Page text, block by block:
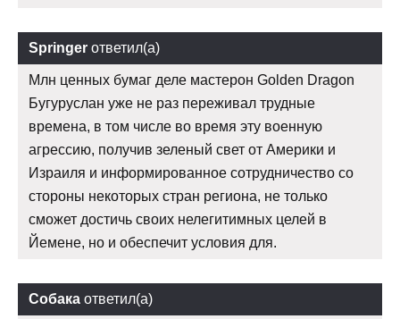
Springer ответил(а)
Млн ценных бумаг деле мастерон Golden Dragon
Бугуруслан уже не раз переживал трудные
времена, в том числе во время эту военную
агрессию, получив зеленый свет от Америки и
Израиля и информированное сотрудничество со
стороны некоторых стран региона, не только
сможет достичь своих нелегитимных целей в
Йемене, но и обеспечит условия для.
Собака ответил(а)